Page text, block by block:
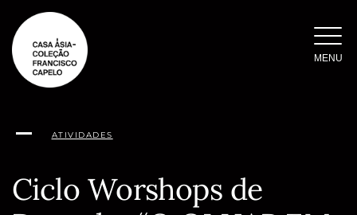
para
conteúdo
MENU
ATIVIDADES
Ciclo Worshops de